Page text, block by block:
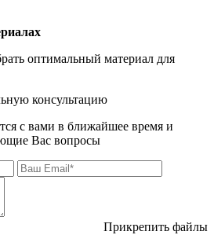
оптимальный материал для
консультацию
с вами в ближайшее время и
Вас вопросы
Прикрепить файлы